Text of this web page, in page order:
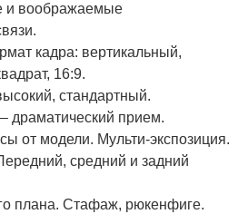
и воображаемые
кадра: вертикальный,
16:9.
стандартный.
драматический прием.
от модели. Мульти-экспозиция.
средний и задний
плана. Стафаж, рюкенфиге.